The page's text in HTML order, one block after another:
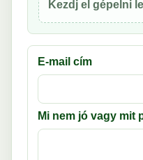
Kezdj el gépelni
E-mail cím
Mi nem jó vagy mit